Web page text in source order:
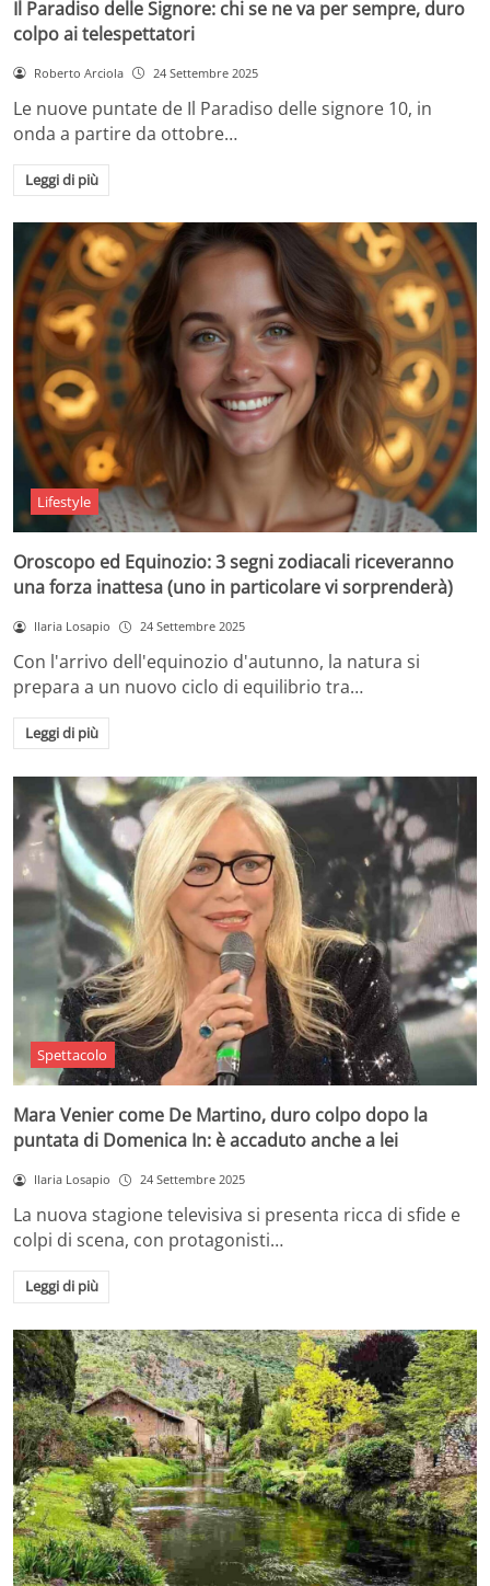
Il Paradiso delle Signore: chi se ne va per sempre, duro
colpo ai telespettatori
Roberto Arciola 24 Settembre 2025
Le nuove puntate de Il Paradiso delle signore 10, in
onda a partire da ottobre…
Leggi di più
Lifestyle
Oroscopo ed Equinozio: 3 segni zodiacali riceveranno
una forza inattesa (uno in particolare vi sorprenderà)
Ilaria Losapio 24 Settembre 2025
Con l'arrivo dell'equinozio d'autunno, la natura si
prepara a un nuovo ciclo di equilibrio tra…
Leggi di più
Spettacolo
Mara Venier come De Martino, duro colpo dopo la
puntata di Domenica In: è accaduto anche a lei
Ilaria Losapio 24 Settembre 2025
La nuova stagione televisiva si presenta ricca di sfide e
colpi di scena, con protagonisti…
Leggi di più